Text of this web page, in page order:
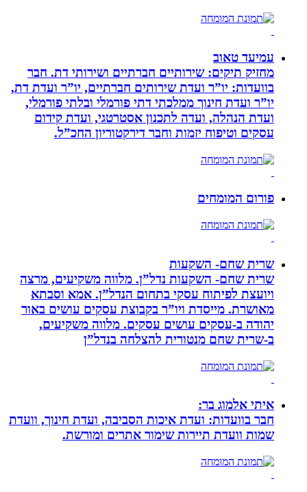
עמיעד טאוב
מחזיק תיקים: שירותיים חברתיים ושירותי דת. חבר
בוועדות: יו”ר ועדת שירותים חברתיים, יו”ר ועדת דת,
יו”ר ועדת חינוך ממלכתי דתי פורמלי ובלתי פורמלי,
ועדת הנהלה, ועדה לתכנון אסטרטגי, ועדת קידום
עסקים וטיפוח יזמות וחבר דירקטוריון החכ”ל.
פורום המומחים
שרית שחם- השקעות
שרית שחם- השקעות נדל”ן. מלווה משקיעים, מרצה
ויועצת לפיתוח עסקי בתחום הנדל”ן. אמא וסבתא
מאושרת. ‏מייסדת ויו”ר בקבוצת עסקים עושים באור
יהודה‏ ב-‏עסקים עושים עסקים‏. ‏מלווה משקיעים,
ב-‏שרית שחם מנטורית להצלחה בנדל”ן‏
איתי אלמוג בר:
חבר בוועדות: ועדת איכות הסביבה, ועדת חינוך, וועדת
שמות וועדת תיירות שימור אתרים ומורשת.